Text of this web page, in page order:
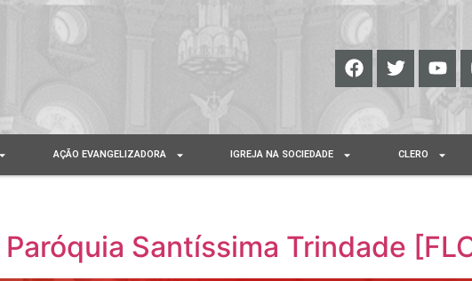
AÇÃO EVANGELIZADORA IGREJA NA SOCIEDADE CLERO
Santíssima Trindade